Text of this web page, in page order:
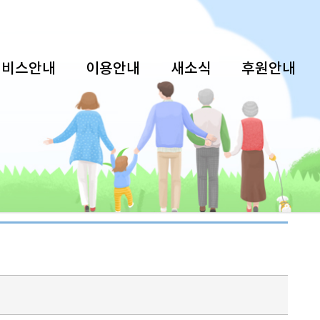
스안내 이용안내 새소식 후원안내